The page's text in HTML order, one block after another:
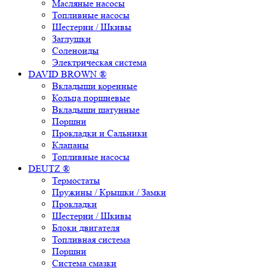
Масляные насосы
Топливные насосы
Шестерни / Шкивы
Заглушки
Соленоиды
Электрическая система
DAVID BROWN ®
Вкладыши коренные
Кольца поршневые
Вкладыши шатунные
Поршни
Прокладки и Сальники
Клапаны
Топливные насосы
DEUTZ ®
Термостаты
Пружины / Крышки / Замки
Прокладки
Шестерни / Шкивы
Блоки двигателя
Топливная система
Поршни
Система смазки